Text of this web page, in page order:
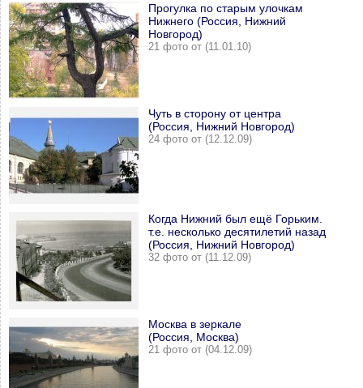
Прогулка по старым улочкам
Нижнего (Россия, Нижний
Новгород)
21 фото от (11.01.10)
Чуть в сторону от центра
(Россия, Нижний Новгород)
24 фото от (12.12.09)
Когда Нижний был ещё Горьким.
т.е. несколько десятилетий назад
(Россия, Нижний Новгород)
32 фото от (11.12.09)
Москва в зеркале
(Россия, Москва)
21 фото от (04.12.09)